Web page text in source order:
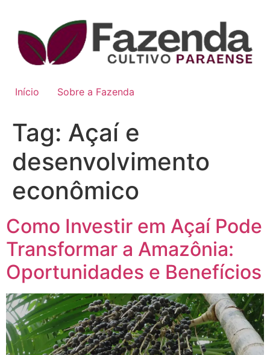
Início Sobre a Fazenda
Tag: Açaí e
desenvolvimento
econômico
Como Investir em Açaí Pode
Transformar a Amazônia:
Oportunidades e Benefícios